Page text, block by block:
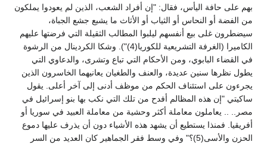
بهم على حافة اليأس، فقال: "إن أفراد الشعب، الذين لم يعودوا يملكون
من الفضة أو النحاس أو الثياب أو الأثاث ما يشبع جشع الجباة،
سيضطرون غلى بيع أنفسهم ليلبوا المطالب الثقيلة التي فرضتها عليهم
الكاميرا (الغرفة التشريعية للكوريا(4)"). وشكا الكردينال من الرشوة
في القضاء البابوي، ومن الأحكام التي تباع وتشرى، والدعاوي التي
يطول نظرها سنين عديدة، والعنف والطغيان يعانيهما الخاسرون الذين
يجرءون على استئناف الحكم من موظف أدنى إلى آخر أعلى. يقول
ساكيتي "إن هذه المظالم أفدح من تلك التي نكب بها بنو إسرائيل في
مصر.. .. يعاملون معاملة أكثر وحشية من معاملة العبيد في سوريا أو
أفريقيا. فمنذا يستطيع أن يشهد هذه الأشياء دون أن يذرف عليها دموع
الحزن والأسى(5)؟" وفي وسط فقر الجماهير كان العديد من السر